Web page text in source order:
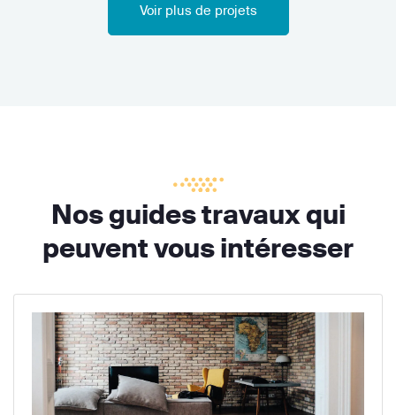
Voir plus de projets
Nos guides travaux qui
peuvent vous intéresser